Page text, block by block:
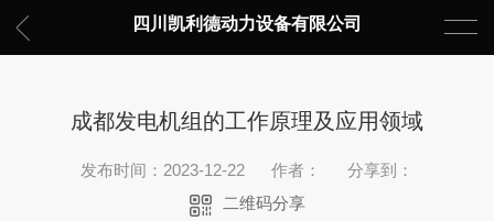
四川凯利德动力设备有限公司
成都发电机组的工作原理及应用领域
发布时间：2023-12-22 作者：
分享到：
二维码分享